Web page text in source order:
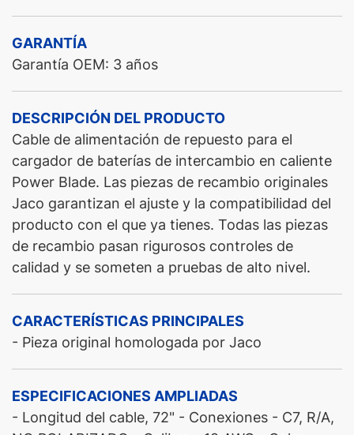
GARANTÍA
Garantía OEM: 3 años
DESCRIPCIÓN DEL PRODUCTO
Cable de alimentación de repuesto para el
cargador de baterías de intercambio en caliente
Power Blade. Las piezas de recambio originales
Jaco garantizan el ajuste y la compatibilidad del
producto con el que ya tienes. Todas las piezas
de recambio pasan rigurosos controles de
calidad y se someten a pruebas de alto nivel.
CARACTERÍSTICAS PRINCIPALES
- Pieza original homologada por Jaco
ESPECIFICACIONES AMPLIADAS
- Longitud del cable, 72" - Conexiones - C7, R/A,